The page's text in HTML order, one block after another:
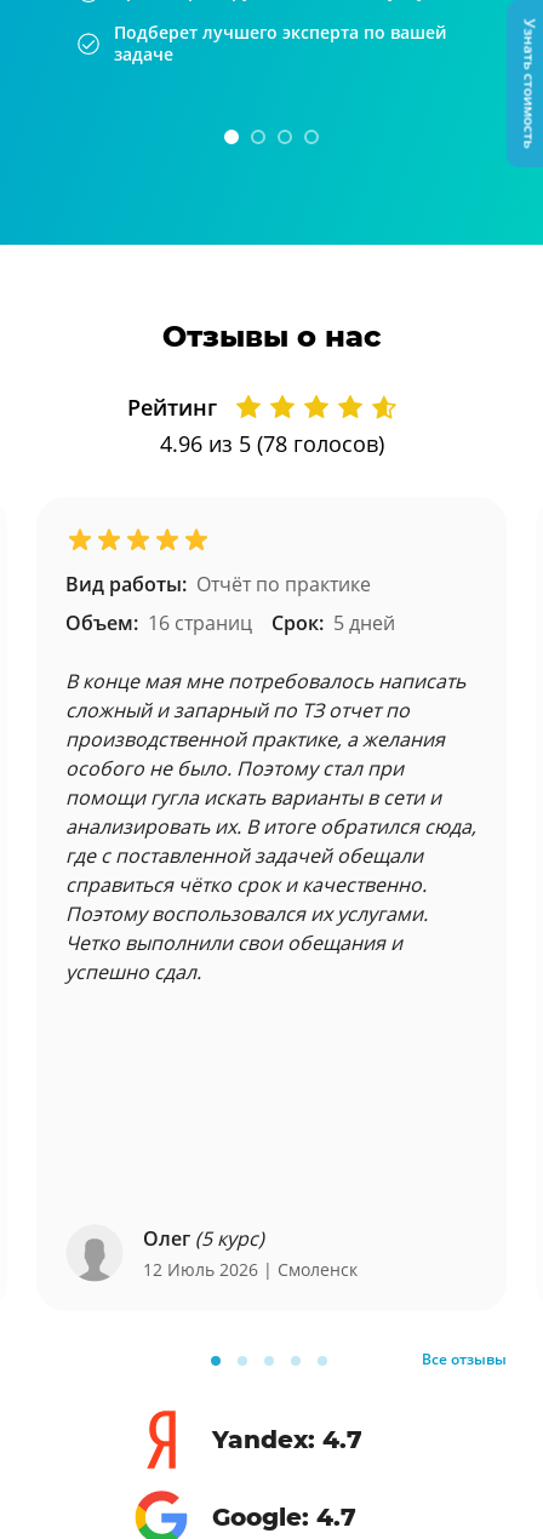
Подберет лучшего эксперта по вашей
задаче
Отзывы о нас
Рейтинг
4.96из 5 (78 голосов)
Вид работы: Отчёт по практике
Объем: 16 страниц Срок: 5 дней
В конце мая мне потребовалось написать
сложный и запарный по ТЗ отчет по
производственной практике, а желания
особого не было. Поэтому стал при
помощи гугла искать варианты в сети и
анализировать их. В итоге обратился сюда,
где с поставленной задачей обещали
справиться чётко срок и качественно.
Поэтому воспользовался их услугами.
Четко выполнили свои обещания и
успешно сдал.
Олег (5 курс)
12 Июль 2026 | Смоленск
Все отзывы
Yandex: 4.7
Google: 4.7
Узнать стоимость